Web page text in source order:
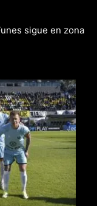
sigue en zona